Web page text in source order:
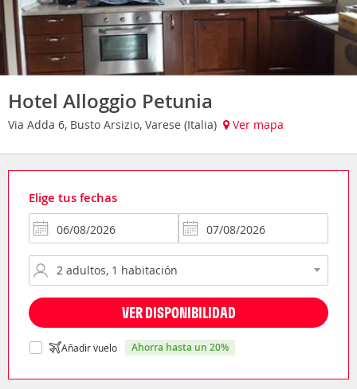
Hotel Alloggio Petunia
Via Adda 6, Busto Arsizio, Varese (Italia) Ver mapa
Elige tus fechas
VER DISPONIBILIDAD
Añadir vuelo ahorra hasta un 20%